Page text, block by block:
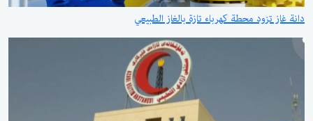
دانة غاز تزود محطة كهرباء تازة بالغاز الطبيعي